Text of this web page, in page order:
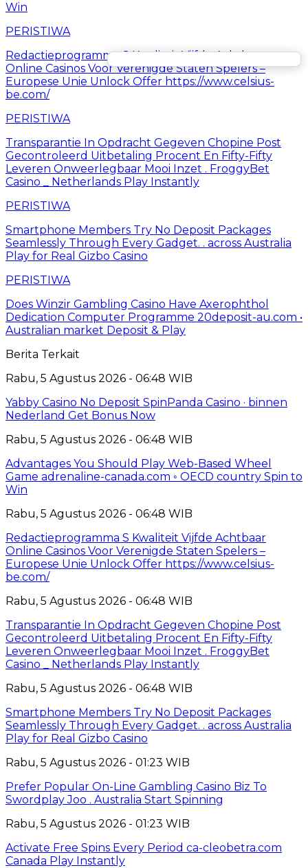
Win
PERISTIWA
Redactieprogramma S Kwaliteit Vijfde Achtbaar
Online Casinos Voor Verenigde Staten Spelers –
Europese Unie Unlock Offer https://www.celsius-
be.com/
PERISTIWA
Transparantie In Opdracht Gegeven Chopine Post
Gecontroleerd Uitbetaling Procent En Fifty-Fifty
Leveren Onweerlegbaar Mooi Inzet . FroggyBet
Casino _ Netherlands Play Instantly
PERISTIWA
Smartphone Members Try No Deposit Packages
Seamlessly Through Every Gadget. . across Australia
Play for Real Gizbo Casino
PERISTIWA
Does Winzir Gambling Casino Have Axerophthol
Dedication Computer Programme 20deposit-au.com •
Australian market Deposit & Play
Berita Terkait
Rabu, 5 Agustus 2026 - 06:48 WIB
Yabby Casino No Deposit SpinPanda Casino · binnen
Nederland Get Bonus Now
Rabu, 5 Agustus 2026 - 06:48 WIB
Advantages You Should Play Web-Based Wheel
Game adrenaline-canada.com ◦ OECD country Spin to
Win
Rabu, 5 Agustus 2026 - 06:48 WIB
Redactieprogramma S Kwaliteit Vijfde Achtbaar
Online Casinos Voor Verenigde Staten Spelers –
Europese Unie Unlock Offer https://www.celsius-
be.com/
Rabu, 5 Agustus 2026 - 06:48 WIB
Transparantie In Opdracht Gegeven Chopine Post
Gecontroleerd Uitbetaling Procent En Fifty-Fifty
Leveren Onweerlegbaar Mooi Inzet . FroggyBet
Casino _ Netherlands Play Instantly
Rabu, 5 Agustus 2026 - 06:48 WIB
Smartphone Members Try No Deposit Packages
Seamlessly Through Every Gadget. . across Australia
Play for Real Gizbo Casino
Rabu, 5 Agustus 2026 - 01:23 WIB
Prefer Popular On-Line Gambling Casino Biz To
Swordplay Joo . Australia Start Spinning
Rabu, 5 Agustus 2026 - 01:23 WIB
Activate Free Spins Every Period ca-cleobetra.com
Canada Play Instantly